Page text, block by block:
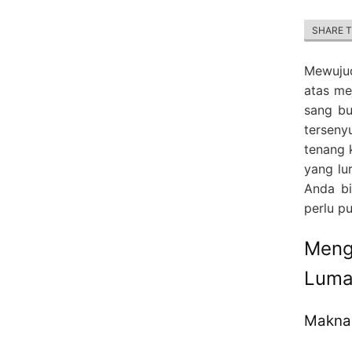
SHARE
atas
sang
tenang
yang
Anda
perlu